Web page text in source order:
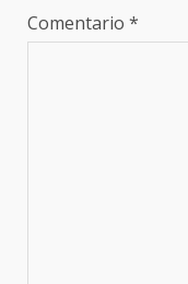
Comentario *